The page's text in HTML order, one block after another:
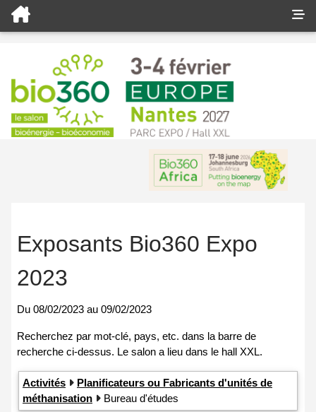
Exposants Bio360 Expo
2023
Du 08/02/2023 au 09/02/2023
Activités
Planificateurs ou Fabricants d'unités de
méthanisation
Bureau d'études